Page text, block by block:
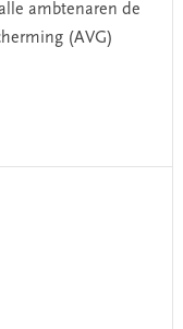
ambtenaren de
(AVG)